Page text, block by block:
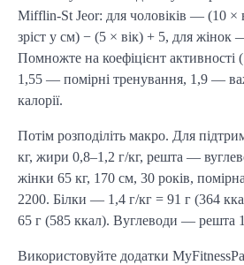
Mifflin-St Jeor: для чоловіків — (10 ×
зріст у см) − (5 × вік) + 5, для жінок
Помножте на коефіцієнт
1,55 — помірні тренування, 1,9 —
калорії.
Потім розподіліть макро. Для
кг, жири 0,8–1,2 г/кг, решта —
жінки 65 кг, 170 см, 30 років,
2200. Білки — 1,4 г/кг = 91 г (364
65 г (585 ккал). Вуглеводи — решта
Використовуйте додатки